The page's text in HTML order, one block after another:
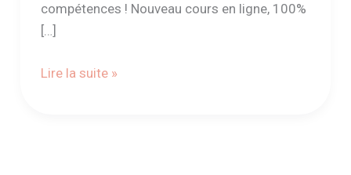
compétences ! Nouveau cours en ligne, 100%
[…]
Lire la suite »